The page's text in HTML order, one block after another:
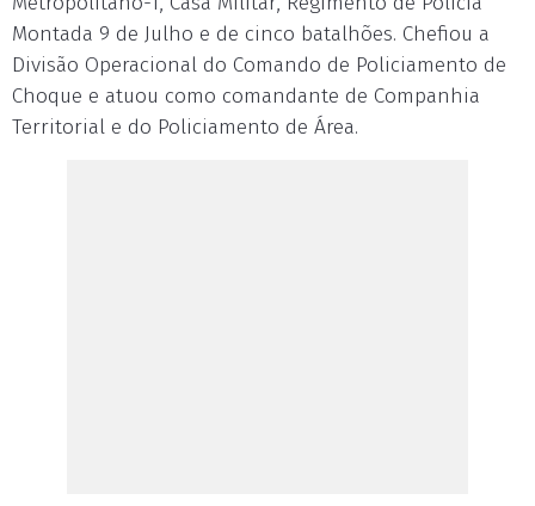
Montada 9 de Julho e de cinco batalhões. Chefiou a
Divisão Operacional do Comando de Policiamento de
Choque e atuou como comandante de Companhia
Territorial e do Policiamento de Área.